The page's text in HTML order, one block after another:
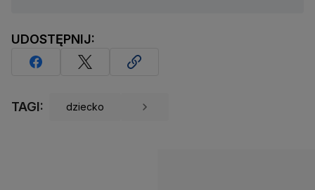
UDOSTĘPNIJ:
TAGI: dziecko